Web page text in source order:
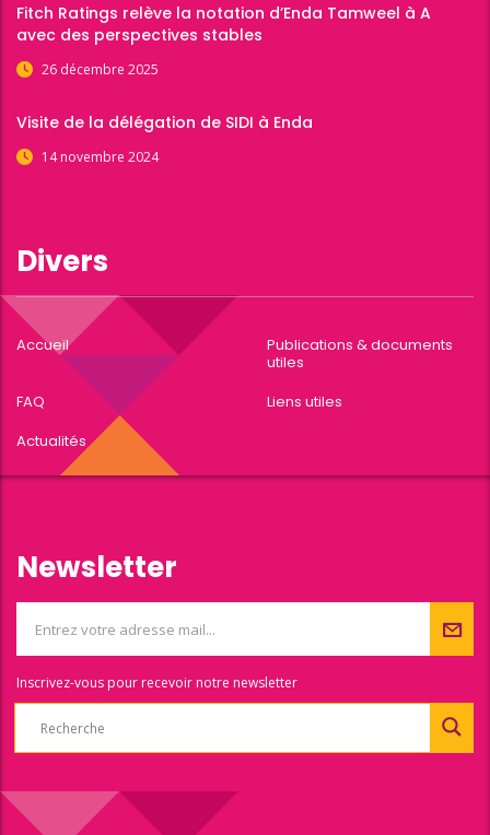
Fitch Ratings relève la notation d’Enda Tamweel à A
avec des perspectives stables
26 décembre 2025
Visite de la délégation de SIDI à Enda
14 novembre 2024
Divers
Accueil
Publications & documents
utiles
FAQ
Liens utiles
Actualités
Newsletter
Inscrivez-vous pour recevoir notre newsletter